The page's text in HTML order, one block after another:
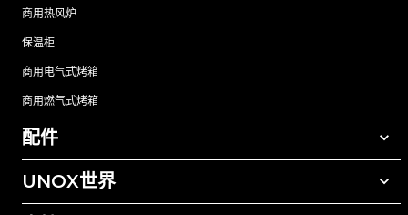
商用热风炉
保温柜
商用电气式烤箱
商用燃气式烤箱
配件
所有配件
UNOX世界